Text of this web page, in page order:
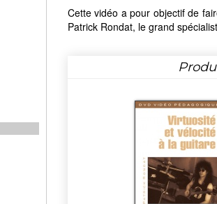
Cette vidéo a pour objectif de
Patrick Rondat, le grand